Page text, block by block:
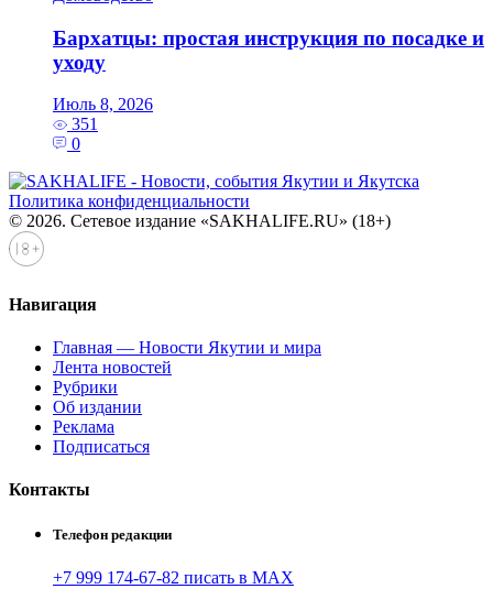
Бархатцы: простая инструкция по посадке и
уходу
Июль 8, 2026
351
0
Политика конфиденциальности
© 2026. Сетевое издание «SAKHALIFE.RU» (18+)
Навигация
Главная — Новости Якутии и мира
Лента новостей
Рубрики
Об издании
Реклама
Подписаться
Контакты
Телефон редакции
+7 999 174-67-82 писать в MAX